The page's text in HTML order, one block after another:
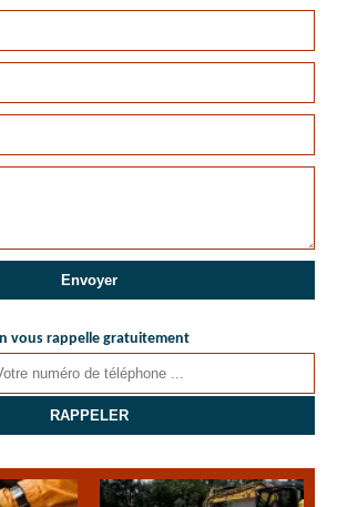
vous rappelle gratuitement